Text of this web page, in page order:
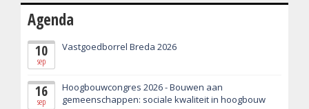
Agenda
10
sep
Vastgoedborrel Breda 2026
16
sep
Hoogbouwcongres 2026 - Bouwen aan
gemeenschappen: sociale kwaliteit in hoogbouw